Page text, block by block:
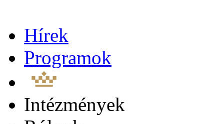
Hírek
Programok
Intézmények